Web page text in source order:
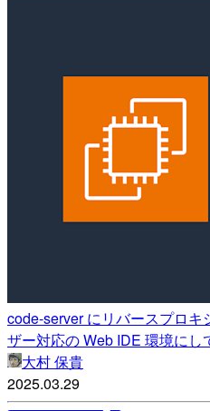
code-server にリバースプロ
ザー対応の Web IDE 環境にし
大村 保貴
2025.03.29